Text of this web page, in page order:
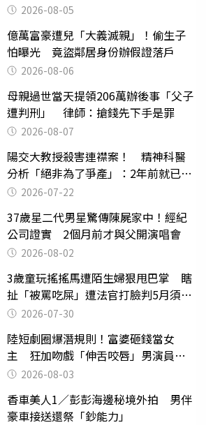
2026-08-05
億萬富豪遭兒「大義滅親」！偷生子
怕曝光 竟盜鄰居身份辦假證落戶
2026-08-06
母親過世當天提領206萬辦後事「父子
遭判刑」 律師：搶錢先下手是罪
2026-08-07
陽交大教授殺害連襟案！ 精神科醫
分析「絕非為了爭產」：2年前就已言
行詭異
2026-07-22
37歲星二代男星驚傳陳屍家中！經紀
公司證實 2個月前才與父開演唱會
2026-08-02
3歲童玩搖搖馬遭陌生婦狠甩巴掌 瞎
扯「被罵吃屎」遭法官打臉判5月須入
監 2026-07-30
陸短劇圈爆潛規則！富婆砸錢當女
主 狂加吻戲「伸舌咬唇」男演員崩
潰 2026-08-03
香車美人1／彭彭海邊秘境外拍 男伴
豪車接送還祭「鈔能力」